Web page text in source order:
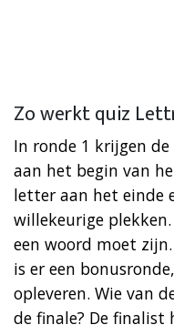
Zo werkt quiz
In ronde 1 krijgen
aan het begin van
letter aan het einde
willekeurige
een woord moet
is er een
opleveren. Wie van
de finale? De finalist